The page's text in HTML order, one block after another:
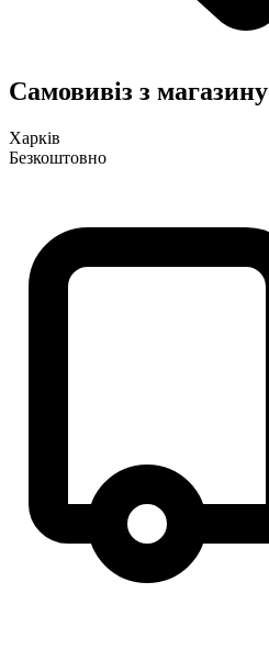
Самовивіз з магазину
Харків
Безкоштовно